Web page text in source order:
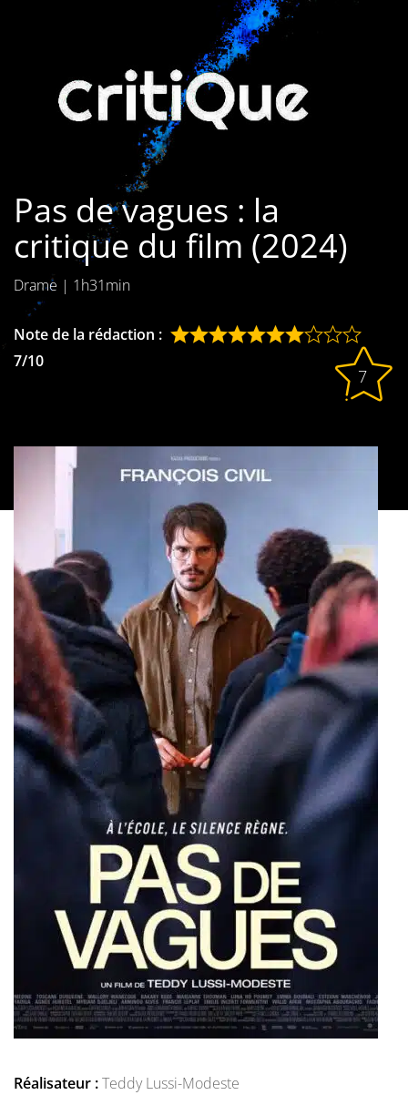
Séries
Les films
interdits
Les Dossiers
Les disparus
Les acteurs
Les actrices
Pas de vagues : la
critique du film (2024)
Drame | 1h31min
Note de la rédaction :
7/10
7
Réalisateur :Teddy Lussi-Modeste